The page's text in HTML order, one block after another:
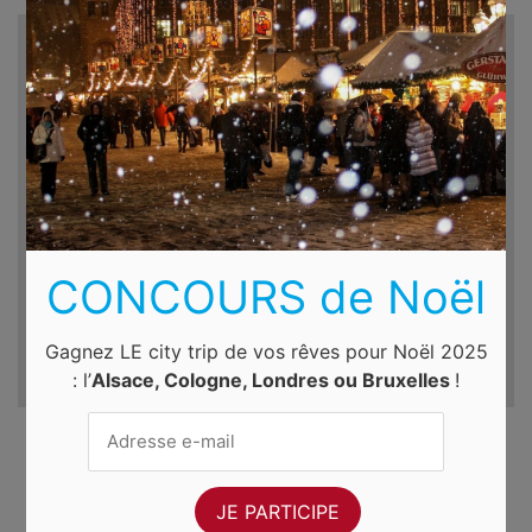
Recherche d'hôtels et autres...
Destination
Du
ven. 7 août 2026
Au
sam. 8 août 2026
CONCOURS de Noël
Gagnez LE city trip de vos rêves pour Noël 2025
: l’Alsace, Cologne, Londres ou Bruxelles !